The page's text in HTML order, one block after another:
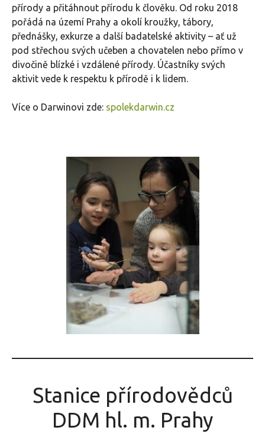
přírody a přitáhnout přírodu k člověku. Od roku 2018
pořádá na území Prahy a okolí kroužky, tábory,
přednášky, exkurze a další badatelské aktivity – ať už
pod střechou svých učeben a chovatelen nebo přímo v
divočině blízké i vzdálené přírody. Účastníky svých
aktivit vede k respektu k přírodě i k lidem.
Více o Darwinovi zde: spolekdarwin.cz
Stanice přírodovědců
DDM hl. m. Prahy